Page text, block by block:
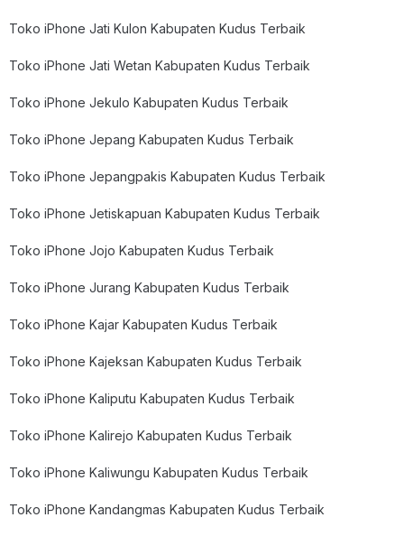
Toko iPhone Jati Kulon Kabupaten Kudus Terbaik
Toko iPhone Jati Wetan Kabupaten Kudus Terbaik
Toko iPhone Jekulo Kabupaten Kudus Terbaik
Toko iPhone Jepang Kabupaten Kudus Terbaik
Toko iPhone Jepangpakis Kabupaten Kudus Terbaik
Toko iPhone Jetiskapuan Kabupaten Kudus Terbaik
Toko iPhone Jojo Kabupaten Kudus Terbaik
Toko iPhone Jurang Kabupaten Kudus Terbaik
Toko iPhone Kajar Kabupaten Kudus Terbaik
Toko iPhone Kajeksan Kabupaten Kudus Terbaik
Toko iPhone Kaliputu Kabupaten Kudus Terbaik
Toko iPhone Kalirejo Kabupaten Kudus Terbaik
Toko iPhone Kaliwungu Kabupaten Kudus Terbaik
Toko iPhone Kandangmas Kabupaten Kudus Terbaik